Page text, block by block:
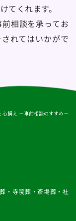
てくれます。
相談を承ってお
れてはいかがで
心構え ～事前相談のすすめ～
・寺院葬・斎場葬・社